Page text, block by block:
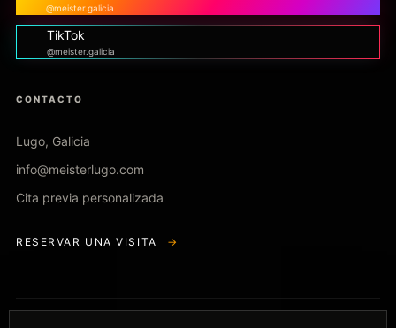
@meister.galicia
TikTok
@meister.galicia
CONTACTO
Lugo, Galicia
info@meisterlugo.com
Cita previa personalizada
RESERVAR UNA VISITA →